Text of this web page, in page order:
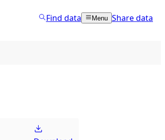
Find data Menu Share data